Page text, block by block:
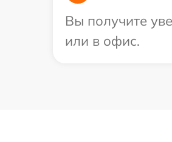
Вы получите
или в офис.